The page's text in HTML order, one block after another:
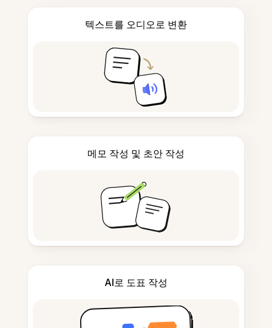
텍스트를 오디오로 변환
메모 작성 및 초안 작성
AI로 도표 작성